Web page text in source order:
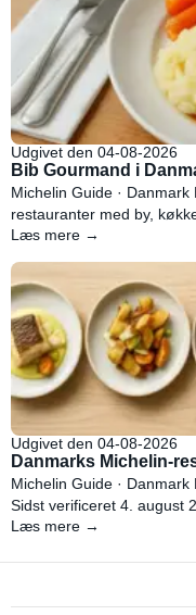
Udgivet den 04-08-2026
Bib Gourmand i
Michelin Guide ·
restauranter med by,
Læs mere →
Udgivet den 04-08-2026
Danmarks Michelin-
Michelin Guide ·
Sidst verificeret 4. august
Læs mere →